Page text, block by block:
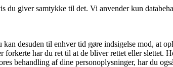
du giver samtykke til det. Vi anvender kun
desuden til enhver tid gøre indsigelse mod, at
har du ret til at de bliver rettet eller slettet.
behandling af dine personoplysninger, har du